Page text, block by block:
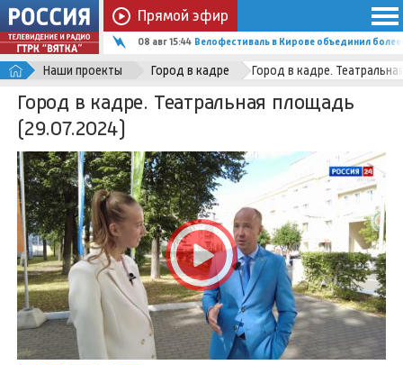
Прямой эфир
08 авг 15:44 Велофестиваль в Кирове объединил более
Наши проекты Город в кадре Город в кадре.
Город в кадре. Театральная площадь
(29.07.2024)